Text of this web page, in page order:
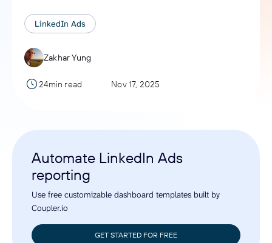
LinkedIn Ads
Zakhar Yung
24min read Nov 17, 2025
Automate LinkedIn Ads
reporting
Use free customizable dashboard templates built by
Coupler.io
GET STARTED FOR FREE